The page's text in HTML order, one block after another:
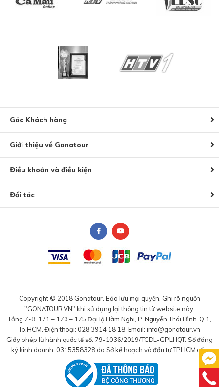
Góc Khách hàng
Giới thiệu về Gonatour
Điều khoản và điều kiện
Đối tác
Copyright © 2018 Gonatour. Bảo lưu mọi quyền. Ghi rõ nguồn
"GONATOUR.VN" khi sử dụng lại thông tin từ website này.
Tầng 7-8, 171 – 173 – 175 Đại lộ Hàm Nghi, P. Nguyễn Thái Bình, Q.1,
Tp.HCM. Điện thoại: 028 3914 18 18 Email: info@gonatour.vn
Giấy phép lữ hành quốc tế số: 79-1036/2019/TCDL-GPLHQT. Số đăng
ký kinh doanh: 0315358328 do Sở kế hoạch và đầu tư TPHCM cấp